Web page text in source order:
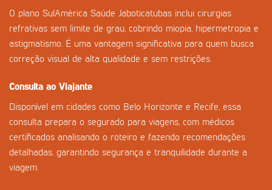
O plano SulAmérica Saúde Jaboticatubas inclui cirurgias
refrativas sem limite de grau, cobrindo miopia, hipermetropia e
astigmatismo. É uma vantagem significativa para quem busca
correção visual de alta qualidade e sem restrições.
Consulta ao Viajante
Disponível em cidades como Belo Horizonte e Recife, essa
consulta prepara o segurado para viagens, com médicos
certificados analisando o roteiro e fazendo recomendações
detalhadas, garantindo segurança e tranquilidade durante a
viagem.